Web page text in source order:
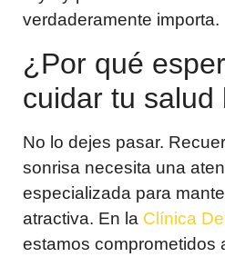
verdaderamente importa.
¿Por qué
cuidar tu salud
No lo dejes pasar.
sonrisa necesita una
especializada para
atractiva. En la Clínica
estamos comprometidos